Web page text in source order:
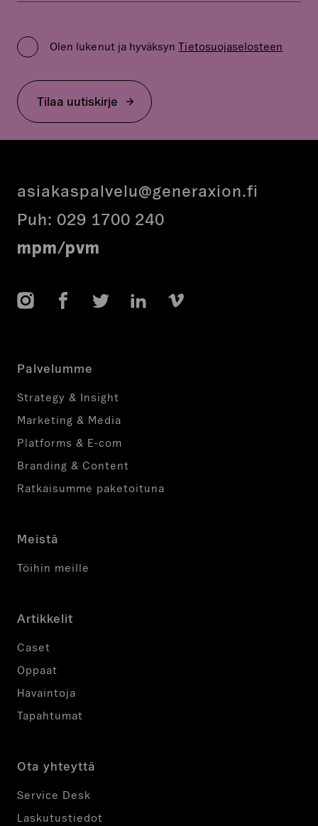
Policy
*
Olen lukenut ja hyväksynTietosuojaselosteen
ja
jättää
koskemattomaksi.
Tilaa uutiskirje
asiakaspalvelu@generaxion.fi
Puh: 029 1700 240
mpm/pvm
InstagramFacebookTwitter LinkedIn
Palvelumme
Strategy & Insight
Marketing & Media
Platforms & E-com
Branding & Content
Ratkaisumme paketoituna
Meistä
Töihin meille
Artikkelit
Caset
Oppaat
Havaintoja
Tapahtumat
Ota yhteyttä
Service Desk
Laskutustiedot